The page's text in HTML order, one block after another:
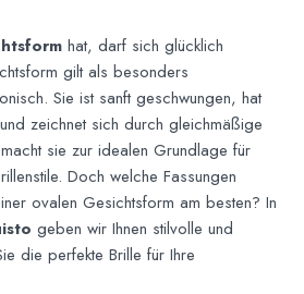
hat, darf sich glücklich
gilt als besonders
Sie ist sanft geschwungen, hat
zeichnet sich durch gleichmäßige
sie zur idealen Grundlage für
Doch welche Fassungen
ovalen Gesichtsform am besten? In
geben wir Ihnen stilvolle und
die perfekte Brille für Ihre